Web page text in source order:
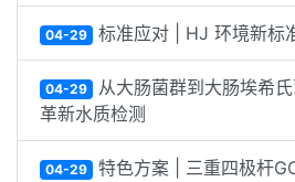
04-29 标准应对 | HJ 环境新标
04-29 从大肠菌群到大肠埃希氏
革新水质检测
04-29 特色方案 | 三重四极杆